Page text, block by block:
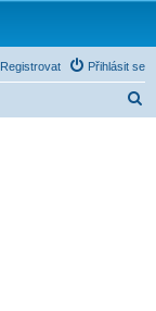
Přihlásit se
Registrovat